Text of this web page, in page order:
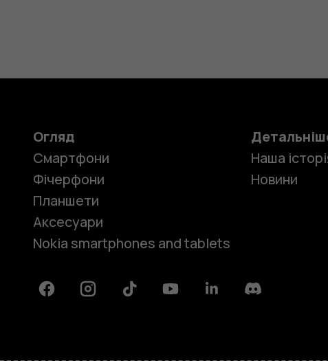
Огляд
Смартфони
Фічерфони
Планшети
Аксесуари
Nokia smartphones and tablets
Наша
Новини
FacebookInstagramTiktok YoutubeLinkedinDiscord